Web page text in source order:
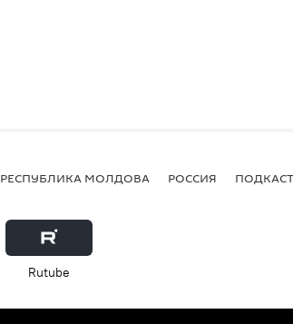
РЕСПУБЛИКА МОЛДОВА РОССИЯ
Rutube